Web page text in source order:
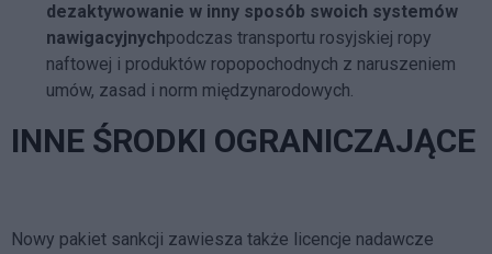
dezaktywowanie w inny sposób swoich systemów
nawigacyjnychpodczas transportu rosyjskiej ropy
naftowej i produktów ropopochodnych z naruszeniem
umów, zasad i norm międzynarodowych.
INNE ŚRODKI OGRANICZAJĄCE
Nowy pakiet sankcji zawiesza także licencje nadawcze